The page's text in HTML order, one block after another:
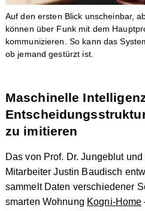
Auf den ersten Blick unscheinbar,
können über Funk mit dem
kommunizieren. So kann das
ob jemand gestürzt ist.
Maschinelle
zu imitieren
Das von Prof. Dr. Jungeblut
Mitarbeiter Justin Baudisch
sammelt Daten verschiedener
smarten Wohnung Kogni-Home